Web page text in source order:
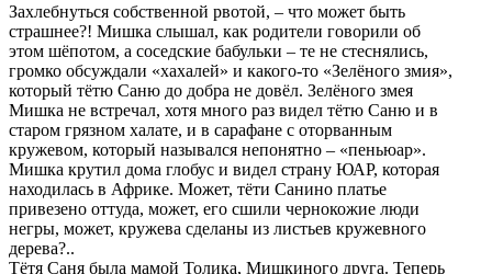
Захлебнуться собственной рвотой, – что может быть
страшнее?! Мишка слышал, как родители говорили об
этом шёпотом, а соседские бабульки – те не стеснялись,
громко обсуждали «хахалей» и какого-то «Зелёного змия»,
который тётю Саню до добра не довёл. Зелёного змея
Мишка не встречал, хотя много раз видел тётю Саню и в
старом грязном халате, и в сарафане с оторванным
кружевом, который назывался непонятно – «пеньюар».
Мишка крутил дома глобус и видел страну ЮАР, которая
находилась в Африке. Может, тёти Санино платье
привезено оттуда, может, его сшили чернокожие люди
негры, может, кружева сделаны из листьев кружевного
дерева?..
Тётя Саня была мамой Толика, Мишкиного друга. Теперь